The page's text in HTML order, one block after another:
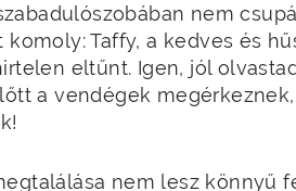
nem
komoly: Taffy, a kedves és
eltűnt. Igen, jól
a vendégek
nem lesz könnyű